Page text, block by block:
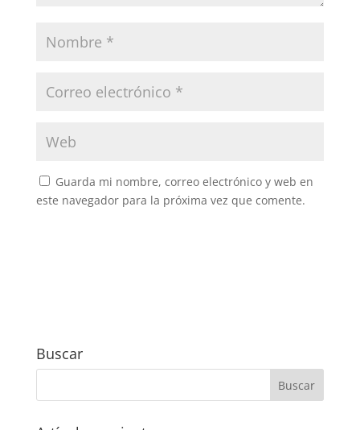
Guarda mi nombre, correo electrónico y web en
este navegador para la próxima vez que comente.
Buscar